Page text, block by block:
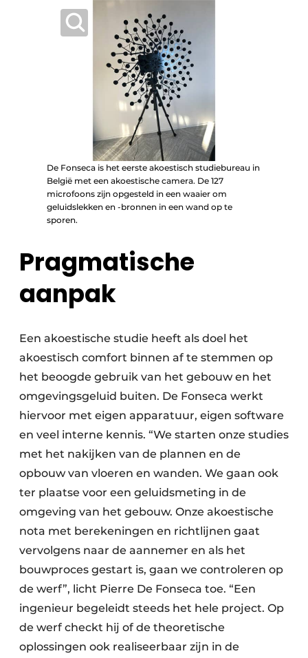
De Fonseca is het eerste akoestisch studiebureau in
België met een akoestische camera. De 127
microfoons zijn opgesteld in een waaier om
geluidslekken en -bronnen in een wand op te
sporen.
Pragmatische
aanpak
Een akoestische studie heeft als doel het
akoestisch comfort binnen af te stemmen op
het beoogde gebruik van het gebouw en het
omgevingsgeluid buiten. De Fonseca werkt
hiervoor met eigen apparatuur, eigen software
en veel interne kennis. “We starten onze studies
met het nakijken van de plannen en de
opbouw van vloeren en wanden. We gaan ook
ter plaatse voor een geluidsmeting in de
omgeving van het gebouw. Onze akoestische
nota met berekeningen en richtlijnen gaat
vervolgens naar de aannemer en als het
bouwproces gestart is, gaan we controleren op
de werf”, licht Pierre De Fonseca toe. “Een
ingenieur begeleidt steeds het hele project. Op
de werf checkt hij of de theoretische
oplossingen ook realiseerbaar zijn in de